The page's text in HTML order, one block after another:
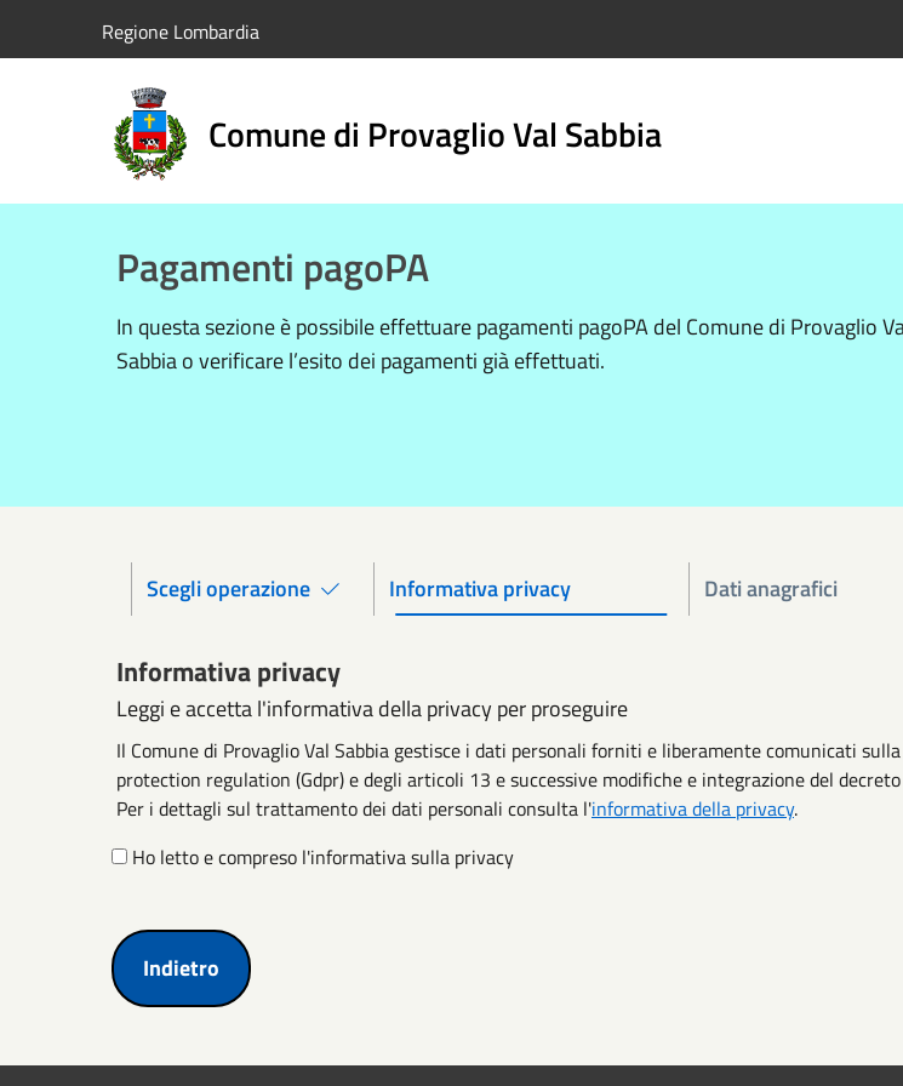
Regione Lombardia
Comune di Provaglio Val Sabbia
Pagamenti pagoPA
In questa sezione è possibile effettuare pagamenti pagoPA del Comune di Provaglio
Sabbia o verificare l’esito dei pagamenti già effettuati.
Scegli operazione Informativa privacy Dati anagrafici
Informativa privacy
Leggi e accetta l'informativa della privacy per proseguire
Il Comune di Provaglio Val Sabbia gestisce i dati personali forniti e liberamente comunicati
protection regulation (Gdpr) e degli articoli 13 e successive modifiche e integrazione del
Per i dettagli sul trattamento dei dati personali consulta l'informativa della privacy.
Ho letto e compreso l'informativa sulla privacy
Indietro